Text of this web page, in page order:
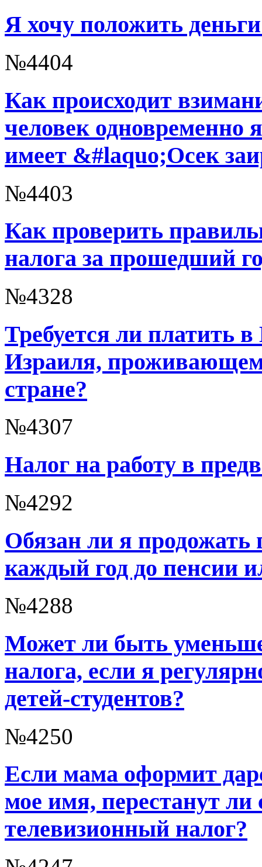
Я хочу положить
№4404
Как происходит
человек одновременно
имеет &#laquo;Осек
№4403
Как проверить
налога за прошедший
№4328
Требуется ли платить
Израиля,
стране?
№4307
Налог на работу в
№4292
Обязан ли я продожать
каждый год до пенсии
№4288
Может ли быть
налога, если я
детей-студентов?
№4250
Если мама оформит
мое имя, перестанут ли
телевизионный налог?